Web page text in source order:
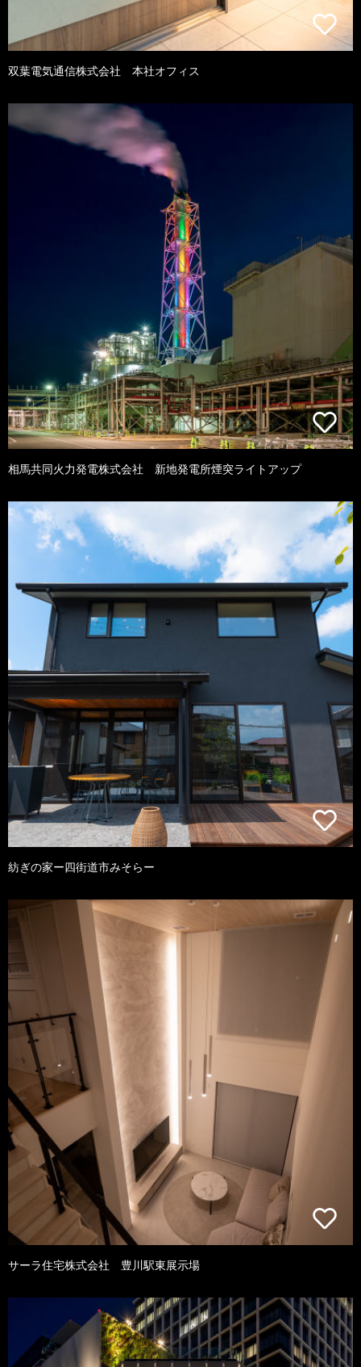
双葉電気通信株式会社 本社オフィス
相馬共同火力発電株式会社 新地発電所煙突ライトアップ
紡ぎの家ー四街道市みそらー
サーラ住宅株式会社 豊川駅東展示場